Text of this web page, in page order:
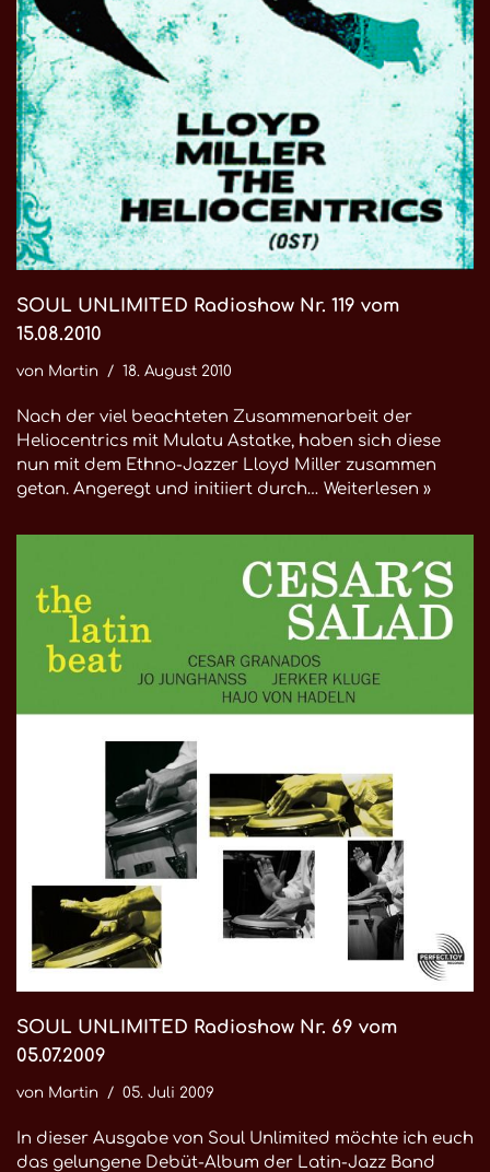
SOUL UNLIMITED Radioshow Nr. 119 vom
15.08.2010
von Martin 18. August 2010
Nach der viel beachteten Zusammenarbeit der
Heliocentrics mit Mulatu Astatke, haben sich diese
nun mit dem Ethno-Jazzer Lloyd Miller zusammen
getan. Angeregt und initiiert durch… Weiterlesen »
SOUL UNLIMITED Radioshow Nr. 69 vom
05.07.2009
von Martin 05. Juli 2009
In dieser Ausgabe von Soul Unlimited möchte ich euch
das gelungene Debüt-Album der Latin-Jazz Band